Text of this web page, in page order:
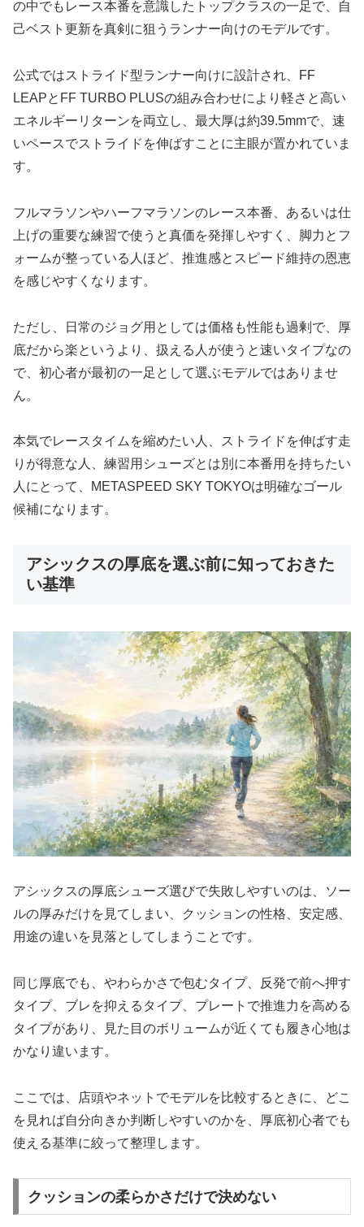
の中でもレース本番を意識したトップクラスの一足で、自
己ベスト更新を真剣に狙うランナー向けのモデルです。
公式ではストライド型ランナー向けに設計され、FF
LEAPとFF TURBO PLUSの組み合わせにより軽さと高い
エネルギーリターンを両立し、最大厚は約39.5mmで、速
いペースでストライドを伸ばすことに主眼が置かれていま
す。
フルマラソンやハーフマラソンのレース本番、あるいは仕
上げの重要な練習で使うと真価を発揮しやすく、脚力とフ
ォームが整っている人ほど、推進感とスピード維持の恩恵
を感じやすくなります。
ただし、日常のジョグ用としては価格も性能も過剰で、厚
底だから楽というより、扱える人が使うと速いタイプなの
で、初心者が最初の一足として選ぶモデルではありませ
ん。
本気でレースタイムを縮めたい人、ストライドを伸ばす走
りが得意な人、練習用シューズとは別に本番用を持ちたい
人にとって、METASPEED SKY TOKYOは明確なゴール
候補になります。
アシックスの厚底を選ぶ前に知っておきた
い基準
アシックスの厚底シューズ選びで失敗しやすいのは、ソー
ルの厚みだけを見てしまい、クッションの性格、安定感、
用途の違いを見落としてしまうことです。
同じ厚底でも、やわらかさで包むタイプ、反発で前へ押す
タイプ、ブレを抑えるタイプ、プレートで推進力を高める
タイプがあり、見た目のボリュームが近くても履き心地は
かなり違います。
ここでは、店頭やネットでモデルを比較するときに、どこ
を見れば自分向きか判断しやすいのかを、厚底初心者でも
使える基準に絞って整理します。
クッションの柔らかさだけで決めない